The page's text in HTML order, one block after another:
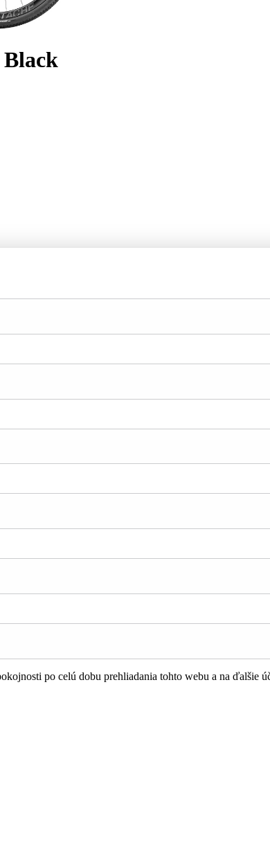
Black
po celú dobu prehliadania tohto webu a na ďalšie